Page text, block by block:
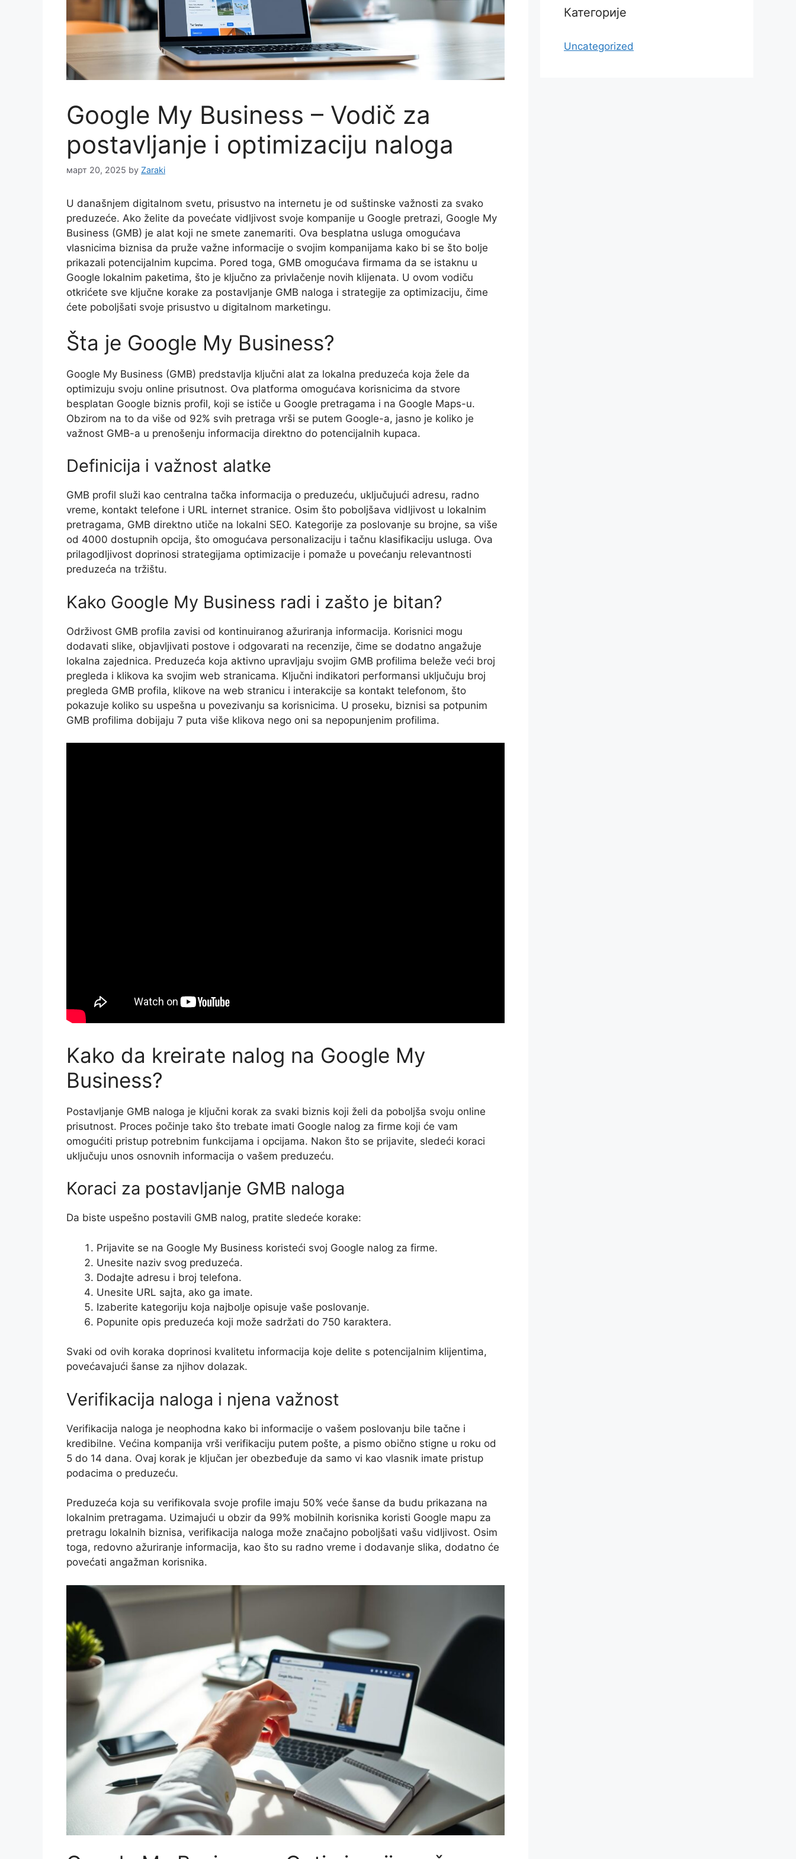
Google My Business – Vodič za
postavljanje i optimizaciju naloga
март 20, 2025 by Zaraki
U današnjem digitalnom svetu, prisustvo na internetu je od suštinske važnosti za svako
preduzeće. Ako želite da povećate vidljivost svoje kompanije u Google pretrazi, Google My
Business (GMB) je alat koji ne smete zanemariti. Ova besplatna usluga omogućava
vlasnicima biznisa da pruže važne informacije o svojim kompanijama kako bi se što bolje
prikazali potencijalnim kupcima. Pored toga, GMB omogućava firmama da se istaknu u
Google lokalnim paketima, što je ključno za privlačenje novih klijenata. U ovom vodiču
otkrićete sve ključne korake za postavljanje GMB naloga i strategije za optimizaciju, čime
ćete poboljšati svoje prisustvo u digitalnom marketingu.
Šta je Google My Business?
Google My Business (GMB) predstavlja ključni alat za lokalna preduzeća koja žele da
optimizuju svoju online prisutnost. Ova platforma omogućava korisnicima da stvore
besplatan Google biznis profil, koji se ističe u Google pretragama i na Google Maps-u.
Obzirom na to da više od 92% svih pretraga vrši se putem Google-a, jasno je koliko je
važnost GMB-a u prenošenju informacija direktno do potencijalnih kupaca.
Definicija i važnost alatke
GMB profil služi kao centralna tačka informacija o preduzeću, uključujući adresu, radno
vreme, kontakt telefone i URL internet stranice. Osim što poboljšava vidljivost u lokalnim
pretragama, GMB direktno utiče na lokalni SEO. Kategorije za poslovanje su brojne, sa više
od 4000 dostupnih opcija, što omogućava personalizaciju i tačnu klasifikaciju usluga. Ova
prilagodljivost doprinosi strategijama optimizacije i pomaže u povećanju relevantnosti
preduzeća na tržištu.
Kako Google My Business radi i zašto je bitan?
Održivost GMB profila zavisi od kontinuiranog ažuriranja informacija. Korisnici mogu
dodavati slike, objavljivati postove i odgovarati na recenzije, čime se dodatno angažuje
lokalna zajednica. Preduzeća koja aktivno upravljaju svojim GMB profilima beleže veći broj
pregleda i klikova ka svojim web stranicama. Ključni indikatori performansi uključuju broj
pregleda GMB profila, klikove na web stranicu i interakcije sa kontakt telefonom, što
pokazuje koliko su uspešna u povezivanju sa korisnicima. U proseku, biznisi sa potpunim
GMB profilima dobijaju 7 puta više klikova nego oni sa nepopunjenim profilima.
Kako da kreirate nalog na Google My
Business?
Postavljanje GMB naloga je ključni korak za svaki biznis koji želi da poboljša svoju online
prisutnost. Proces počinje tako što trebate imati Google nalog za firme koji će vam
omogućiti pristup potrebnim funkcijama i opcijama. Nakon što se prijavite, sledeći koraci
uključuju unos osnovnih informacija o vašem preduzeću.
Koraci za postavljanje GMB naloga
Da biste uspešno postavili GMB nalog, pratite sledeće korake:
Prijavite se na Google My Business koristeći svoj Google nalog za firme.
Unesite naziv svog preduzeća.
Dodajte adresu i broj telefona.
Unesite URL sajta, ako ga imate.
Izaberite kategoriju koja najbolje opisuje vaše poslovanje.
Popunite opis preduzeća koji može sadržati do 750 karaktera.
Svaki od ovih koraka doprinosi kvalitetu informacija koje delite s potencijalnim klijentima,
povećavajući šanse za njihov dolazak.
Verifikacija naloga i njena važnost
Verifikacija naloga je neophodna kako bi informacije o vašem poslovanju bile tačne i
kredibilne. Većina kompanija vrši verifikaciju putem pošte, a pismo obično stigne u roku od
5 do 14 dana. Ovaj korak je ključan jer obezbeđuje da samo vi kao vlasnik imate pristup
podacima o preduzeću.
Preduzeća koja su verifikovala svoje profile imaju 50% veće šanse da budu prikazana na
lokalnim pretragama. Uzimajući u obzir da 99% mobilnih korisnika koristi Google mapu za
pretragu lokalnih biznisa, verifikacija naloga može značajno poboljšati vašu vidljivost. Osim
toga, redovno ažuriranje informacija, kao što su radno vreme i dodavanje slika, dodatno će
povećati angažman korisnika.
Категорије
Uncategorized